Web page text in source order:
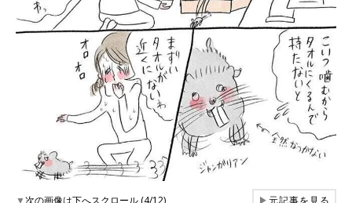
▼次の画像は下へスクロール (4/12) ▶元記事を見る